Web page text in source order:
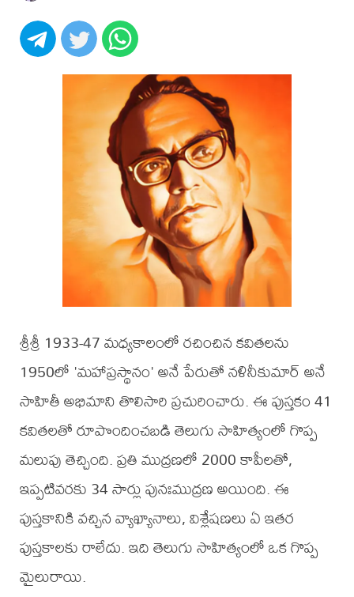
శ్రీశ్రీ 1933-47 మధ్యకాలంలో రచించిన కవితలను
1950లో 'మహాప్రస్థానం' అనే పేరుతో నళినీకుమార్ అనే
సాహితీ అభిమాని తొలిసారి ప్రచురించారు. ఈ పుస్తకం 41
కవితలతో రూపొందించబడి తెలుగు సాహిత్యంలో గొప్ప
మలుపు తెచ్చింది. ప్రతి ముద్రణలో 2000 కాపీలతో,
ఇప్పటివరకు 34 సార్లు పునఃముద్రణ అయింది. ఈ
పుస్తకానికి వచ్చిన వ్యాఖ్యానాలు, విశ్లేషణలు ఏ ఇతర
పుస్తకాలకు రాలేదు. ఇది తెలుగు సాహిత్యంలో ఒక గొప్ప
మైలురాయి.